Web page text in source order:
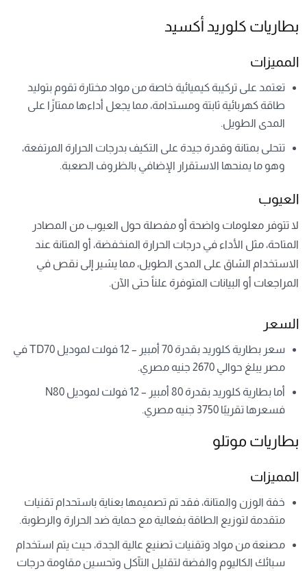
بطاريات كلوريد أكسيد
المميزات
تعتمد على تركيبة كيميائية خاصة من مواد مختارة تقوم بتوليد
طاقة كهربائية ثابتة ومستدامة، مما يجعل أداءها ممتازًا على
المدى الطويل.
تتحلى بمتانة وقدرة جيدة على التكيف بدرجات الحرارة المرتفعة،
وهو ما يمنحها الاستقرار الإضافي بالظروف الصعبة.
العيوب
لا تتوفر معلومات واضحة أو مفصلة حول العيوب من المصادر
المتاحة، مثل الأداء في درجات الحرارة المنخفضة، أو المتانة عند
الاستخدام الشاق على المدى الطويل، مما يشير إلى نقص في
المراجعات أو البيانات المتوفرة علناً حتى الآن.
السعر
سعر بطارية كلوريد بقدرة 70 أمبير – 12 فولت لموديل TD70 في
مصر يبلغ حوالي 2670 جنيه مصري.
أما بطارية كلوريد بقدرة 80 أمبير – 12 فولت لموديل N80
فسعرها تقريبًا 3750 جنيه مصري.
بطاريات موتلو
المميزات
خفة الوزن والمتانة، فقد تم تصميمها بعناية باستحدام تقنيات
متقدمة لتوزيع الطاقة بفعالية مع حماية ضد الحرارة والرطوبة.
مصنعة من مواد وتقنيات تصنيع عالية الجدة، حيث يتم استخدام
سبائك الكاليوم والفضة لتقليل التآكل وتحسين مقاومة درجات